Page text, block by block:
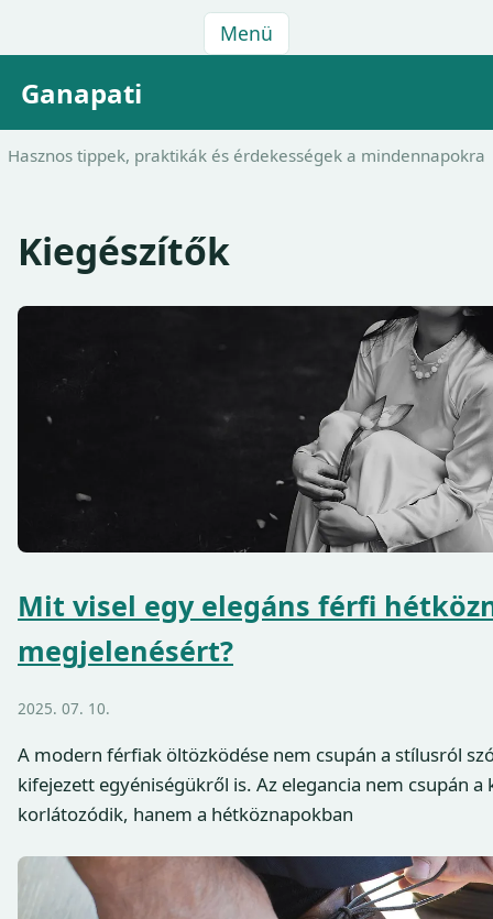
Menü
Ganapati
Hasznos tippek, praktikák és érdekességek a mindennapokra
Kiegészítők
Mit visel egy elegáns férfi
megjelenésért?
2025. 07. 10.
A modern férfiak öltözködése nem csupán a stílusról
kifejezett egyéniségükről is. Az elegancia nem csupán
korlátozódik, hanem a hétköznapokban